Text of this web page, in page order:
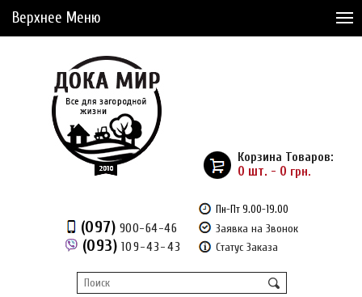
Верхнее Меню
Доставка и Оплата
Рассрочка
Доставка из Америки
Отложенные товары (0)
(097) 900-64-46
(093) 109-43-43
Пн-Пт 9.00-19.00
Заявка на Звонок
Статус Заказа
Корзина Товаров:
0 шт. - 0 грн.